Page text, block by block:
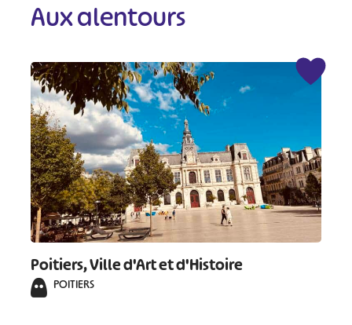
Aux alentours
Poitiers, Ville d'Art et d'Histoire
POITIERS